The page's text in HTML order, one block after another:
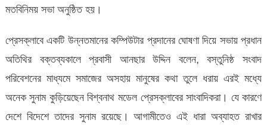
মতবিনিময় সভা অনুষ্ঠিত হয়।
প্রেসক্লাবে একটি উন্নতমানের কম্পিউটার প্রদানের ঘোষণা দিয়ে সভায় প্রধান
অতিথির বক্তব্যকালে প্রবাসী আনছার উদ্দিন বলেন, বস্তুনিষ্ঠ সংবাদ
পরিবেশনের মাধ্যমে সমাজের অসহায় মানুষের কথা তুলে ধরায় এরই মধ্যে
অনেক সুনাম কুড়িয়েছেন বিশ্বনাথ মডেল প্রেসক্লাবের সাংবাদিকরা। যে কারণে
দেশে বিদেশে তাদের সুনাম রয়েছে। আগামীতেও এই ধারা অব্যাহত রাখার